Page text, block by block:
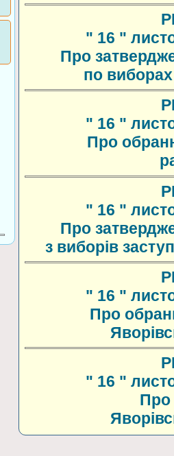
" 16 "
Про
по
" 16 "
Про
" 16 "
Про
з виборів
" 16 "
Про
" 16 "
Про